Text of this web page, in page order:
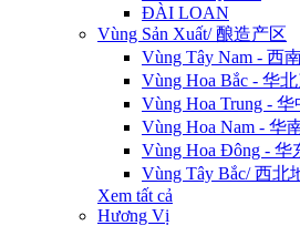
ĐÀI LOAN
Vùng Sản Xuất/ 酿造产区
Vùng Tây Nam - 西
Vùng Hoa Bắc - 华
Vùng Hoa Trung -
Vùng Hoa Nam - 华
Vùng Hoa Đông - 华
Vùng Tây Bắc/ 西北
Xem tất cả
Hương Vị